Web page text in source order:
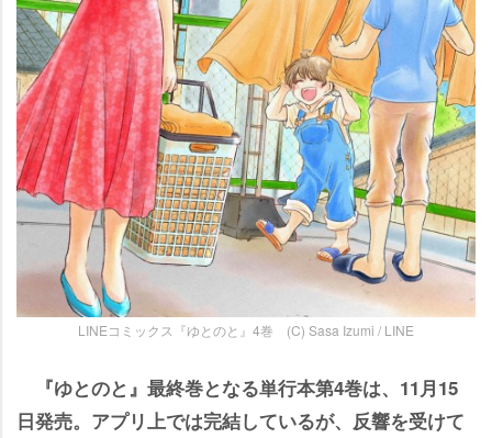
LINEコミックス『ゆとのと』4巻 (C) Sasa Izumi / LINE
『ゆとのと』最終巻となる単行本第4巻は、11月15
日発売。アプリ上では完結しているが、反響を受けて